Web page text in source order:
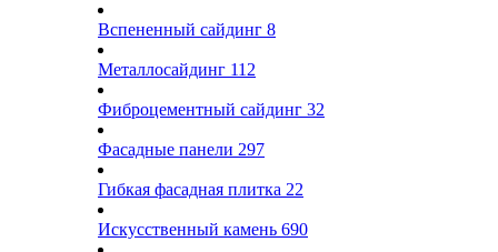
Вспененный сайдинг 8
Металлосайдинг 112
Фиброцементный сайдинг 32
Фасадные панели 297
Гибкая фасадная плитка 22
Искусственный камень 690